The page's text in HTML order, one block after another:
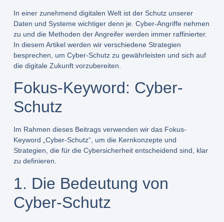
In einer zunehmend digitalen Welt ist der Schutz unserer
Daten und Systeme wichtiger denn je. Cyber-Angriffe nehmen
zu und die Methoden der Angreifer werden immer raffinierter.
In diesem Artikel werden wir verschiedene Strategien
besprechen, um Cyber-Schutz zu gewährleisten und sich auf
die digitale Zukunft vorzubereiten.
Fokus-Keyword: Cyber-
Schutz
Im Rahmen dieses Beitrags verwenden wir das Fokus-
Keyword „Cyber-Schutz“, um die Kernkonzepte und
Strategien, die für die Cybersicherheit entscheidend sind, klar
zu definieren.
1. Die Bedeutung von
Cyber-Schutz